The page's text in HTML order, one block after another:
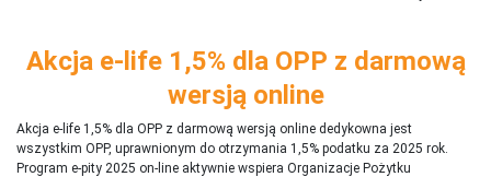
Akcja e-life 1,5% dla OPP z darmową
wersją online
Akcja e-life 1,5% dla OPP z darmową wersją online dedykowna jest
wszystkim OPP, uprawnionym do otrzymania 1,5% podatku za 2025 rok.
Program e-pity 2025 on-line aktywnie wspiera Organizacje Pożytku